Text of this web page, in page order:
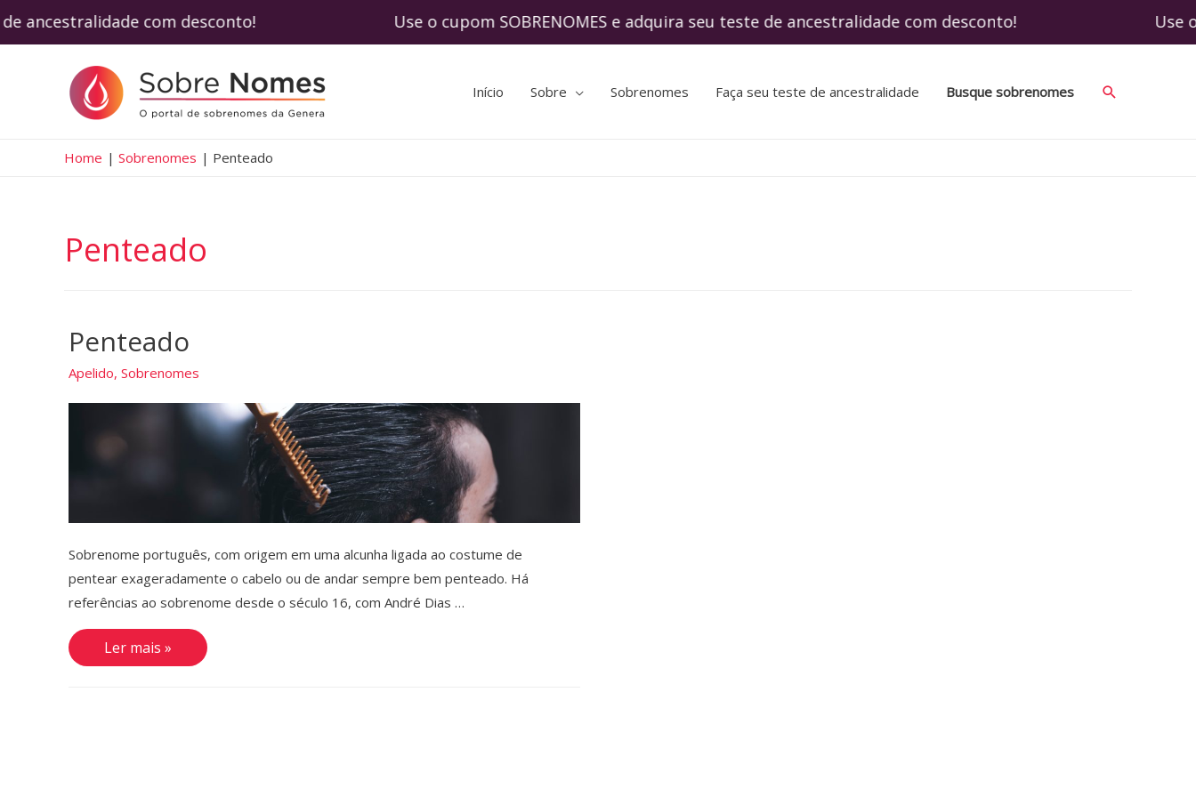
de ancestralidade com desconto! Use o cupom SOBRENOMES e adquira seu teste de ancestralidade com desconto! Use o
Início Sobre Sobrenomes Faça seu teste de ancestralidade Busque sobrenomes Search
Home Sobrenomes Penteado
Penteado
Penteado
Apelido, Sobrenomes
Sobrenome português, com origem em uma alcunha ligada ao costume de
pentear exageradamente o cabelo ou de andar sempre bem penteado. Há
referências ao sobrenome desde o século 16, com André Dias …
Penteado
Ler mais »